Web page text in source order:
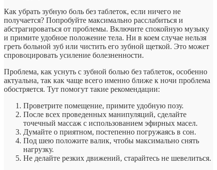
Как убрать зубную боль без таблеток, если ничего не
получается? Попробуйте максимально расслабиться и
абстрагироваться от проблемы. Включите спокойную музыку
и примите удобное положение тела. Ни в коем случае нельзя
греть больной зуб или чистить его зубной щеткой. Это может
спровоцировать усиление болезненности.
Проблема, как уснуть с зубной болью без таблеток, особенно
актуальна, так как чаще всего именно ближе к ночи проблема
обостряется. Тут помогут такие рекомендации:
Проветрите помещение, примите удобную позу.
После всех проведенных манипуляций, сделайте
точечный массаж с использованием эфирных масел.
Думайте о приятном, постепенно погружаясь в сон.
Под шею положите валик, чтобы максимально снять
нагрузку.
Не делайте резких движений, старайтесь не шевелиться.